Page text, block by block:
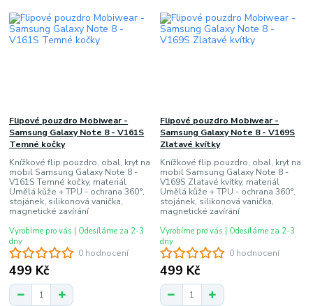
0 hodnocení
Flipové pouzdro Mobiwear -
Samsung Galaxy Note 8 - V161S
Temné kočky
Knížkové flip pouzdro, obal, kryt na
mobil Samsung Galaxy Note 8 -
V161S Temné kočky, materiál
Umělá kůže + TPU - ochrana 360°,
stojánek, silikonová vanička,
magnetické zavírání
499 Kč
Vyrobíme pro vás | Odesíláme za 2-3
dny
0 hodnocení
Flipové pouzdro Mobiwear -
Samsung Galaxy Note 8 - V169S
Zlatavé kvítky
Knížkové flip pouzdro, obal, kryt na
mobil Samsung Galaxy Note 8 -
V169S Zlatavé kvítky, materiál
Umělá kůže + TPU - ochrana 360°,
stojánek, silikonová vanička,
magnetické zavírání
499 Kč
Vyrobíme pro vás | Odesíláme za 2-3
dny